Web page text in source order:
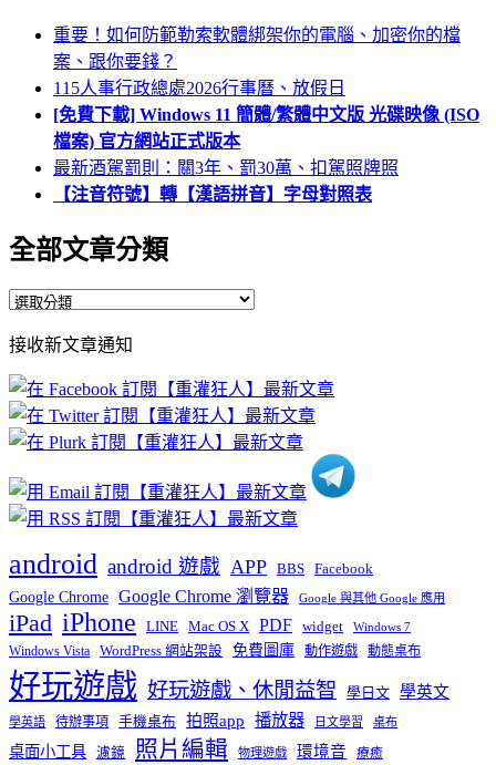
重要！如何防範勒索軟體綁架你的電腦、加密你的檔
案、跟你要錢？
115人事行政總處2026行事曆、放假日
[免費下載] Windows 11 簡體/繁體中文版 光碟映像 (ISO
檔案) 官方網站正式版本
最新酒駕罰則：關3年、罰30萬、扣駕照牌照
【注音符號】轉【漢語拼音】字母對照表
全部文章分類
全
文
章
分
類
接收新文章通知
android android 遊戲 APP BBS Facebook
Google Chrome Google Chrome 瀏覽器 Google 與其他 Google 應用
iPad iPhone LINE Mac OS X PDF widget Windows 7
Windows Vista WordPress 網站架設 免費圖庫 動作遊戲 動態桌布
好玩遊戲 好玩遊戲、休閒益智 學日文 學英文
學英語 待辦事項 手機桌布 拍照app 播放器 日文學習 桌布
桌面小工具 濾鏡 照片編輯 物理遊戲 環境音 療癒